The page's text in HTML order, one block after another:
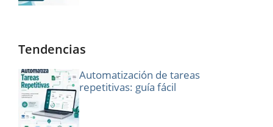
Tendencias
Automatización de tareas
repetitivas: guía fácil